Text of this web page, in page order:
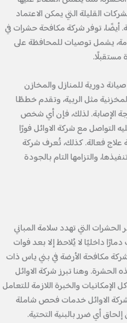
القليلة التي يمكن الاعتماد
أيضًا، توفر شركة مكافحة حشرات في
يشمل توصيات للمحافظة على
دورية للمنازل والمخازن
مثل الربية، وتقدم خططًا
لذلك، فإن أي شخص
التواصل مع شركة الاوائل فورًا
فعالة. كذلك، تُعرف شركة
والتزامها التام بالجودة
التي تهدد سلامة المباني
داخليًا لا يُلاحظ إلا بعد فوات
مكافحة الأرضة في بني ياس ذات
وهنا تبرز شركة الاوائل
والخبرة اللازمة للتعامل
الاوائل خدمات فحص شاملة
أي ضرر بالبنية التحتية.